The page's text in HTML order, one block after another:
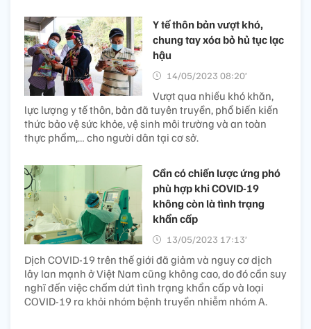
Y tế thôn bản vượt khó,
chung tay xóa bỏ hủ tục lạc
hậu
14/05/2023 08:20’
Vượt qua nhiều khó khăn,
lực lượng y tế thôn, bản đã tuyên truyền, phổ biến kiến
thức bảo vệ sức khỏe, vệ sinh môi trường và an toàn
thực phẩm,… cho người dân tại cơ sở.
Cần có chiến lược ứng phó
phù hợp khi COVID-19
không còn là tình trạng
khẩn cấp
13/05/2023 17:13’
Dịch COVID-19 trên thế giới đã giảm và nguy cơ dịch
lây lan mạnh ở Việt Nam cũng không cao, do đó cần suy
nghĩ đến việc chấm dứt tình trạng khẩn cấp và loại
COVID-19 ra khỏi nhóm bệnh truyền nhiễm nhóm A.